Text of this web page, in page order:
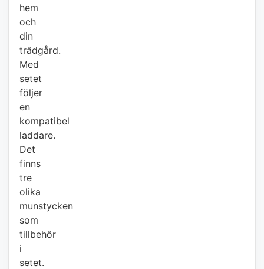
hem
och
din
trädgård.
Med
setet
följer
en
kompatibel
laddare.
Det
finns
tre
olika
munstycken
som
tillbehör
i
setet.